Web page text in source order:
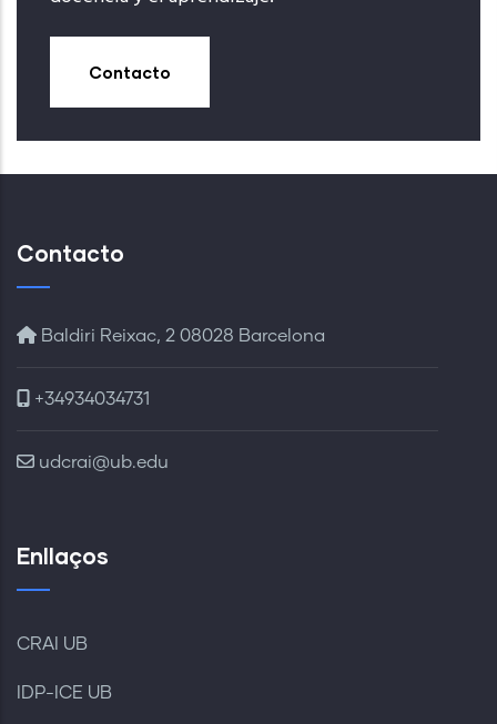
Contacto
Contacto
Baldiri Reixac, 2 08028 Barcelona
+34934034731
udcrai@ub.edu
Enllaços
CRAI UB
IDP-ICE UB